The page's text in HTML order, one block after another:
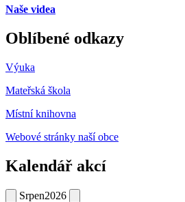
Naše videa
Oblíbené odkazy
Výuka
Mateřská škola
Místní knihovna
Webové stránky naší obce
Kalendář akcí
Srpen2026